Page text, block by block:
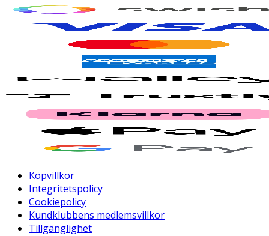
Köpvillkor
Integritetspolicy
Cookiepolicy
Kundklubbens medlemsvillkor
Tillgänglighet